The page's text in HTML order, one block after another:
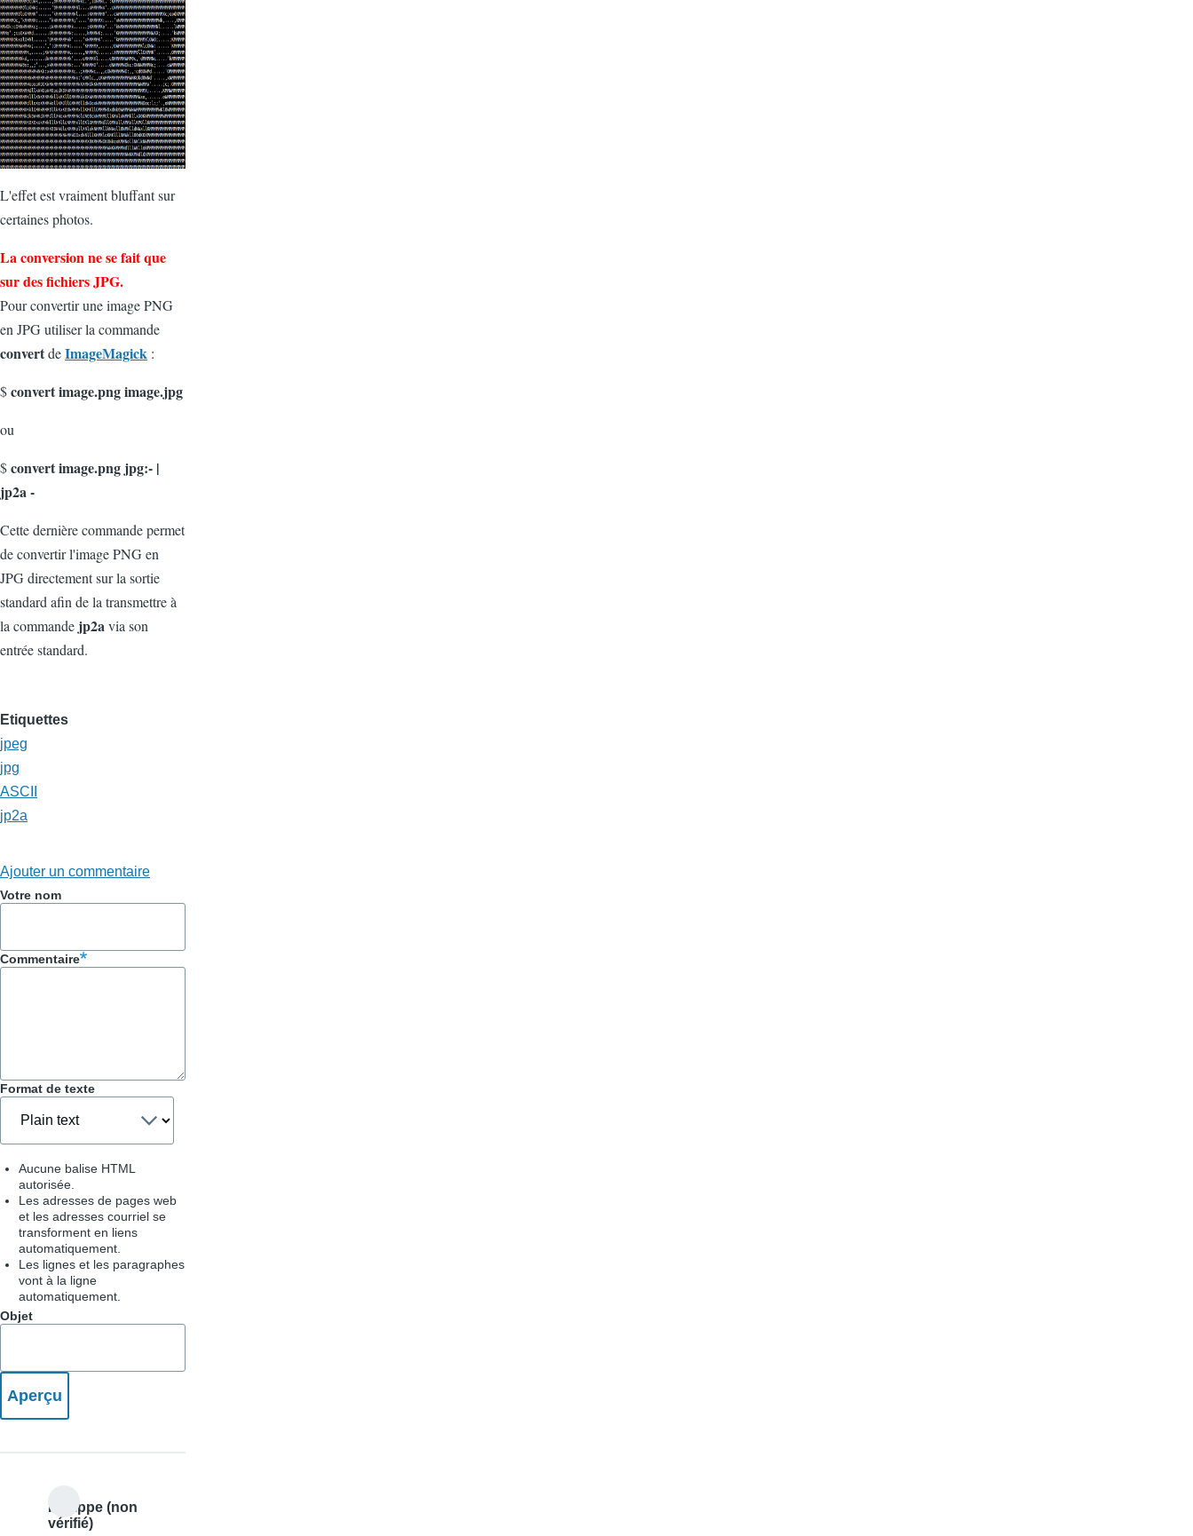
L'effet est vraiment bluffant sur
certaines photos.
La conversion ne se fait que
sur des fichiers JPG.
Pour convertir une image PNG
en JPG utiliser la commande
convertdeImageMagick :
$convert image.png image.jpg
ou
$convert image.png jpg:- |
jp2a -
Cette dernière commande permet
de convertir l'image PNG en
JPG directement sur la sortie
standard afin de la transmettre à
la commande jp2avia son
entrée standard.
Etiquettes
jpeg
jpg
ASCII
jp2a
Ajouter un commentaire
Votre nom
Commentaire
Format de texte
Aucune balise HTML
autorisée.
Les adresses de pages web
et les adresses courriel se
transforment en liens
automatiquement.
Les lignes et les paragraphes
vont à la ligne
automatiquement.
Objet
Philippe (non
vérifié)